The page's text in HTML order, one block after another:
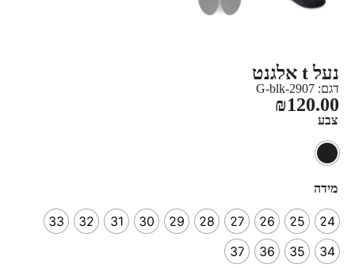
נעל t אלגנט
דגם: 2907-G-blk
₪120.00
צבע
מידה
24
25
26
27
28
29
30
31
32
33
34
35
36
37